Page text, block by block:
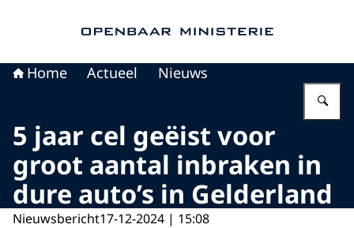
Home Actueel Nieuws
5 jaar cel geëist voor
groot aantal inbraken in
dure auto’s in Gelderland
Nieuwsbericht17-12-2024 | 15:08